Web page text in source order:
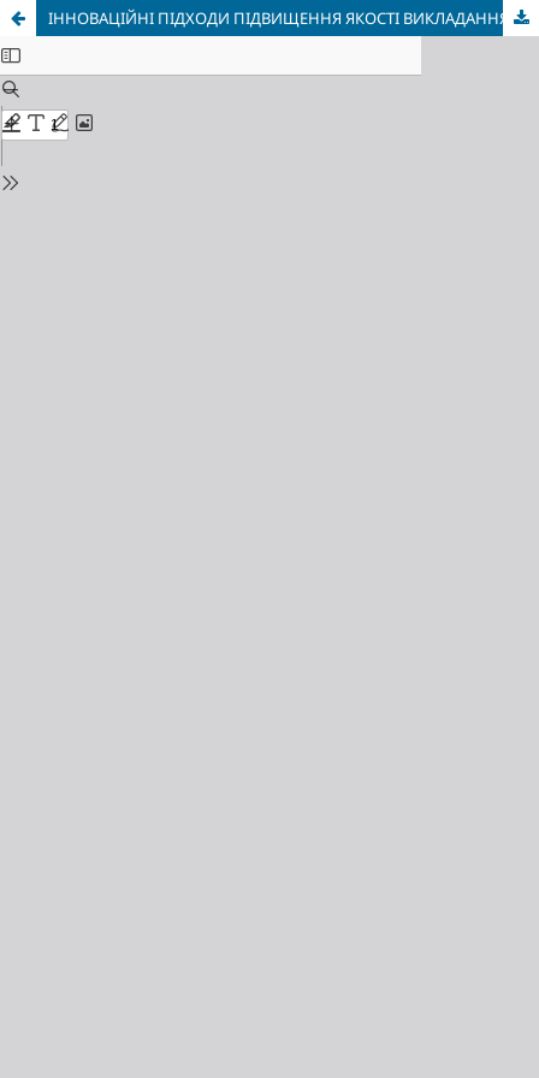
ІННОВАЦІЙНІ ПІДХОДИ ПІДВИЩЕННЯ ЯКОСТІ ВИКЛАДАННЯ ГРАФІЧНИХ ДИСЦИПЛІН ДЛЯ СТУДЕНТІВ З ВАДАМИ СЛУХУ